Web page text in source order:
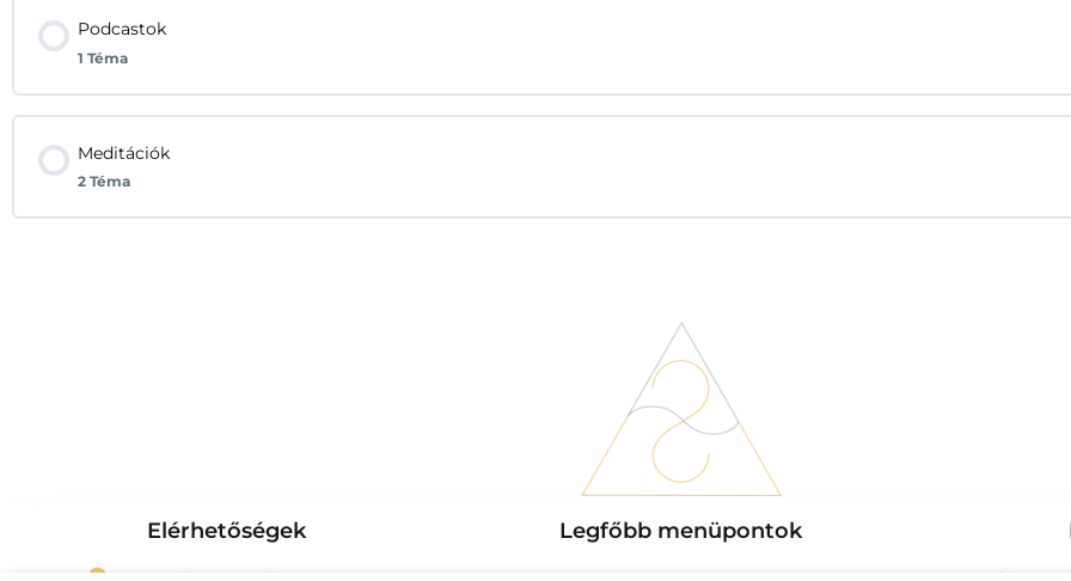
Podcastok
1 Téma
Meditációk
2 Téma
Elérhetőségek Legfőbb menüpontok